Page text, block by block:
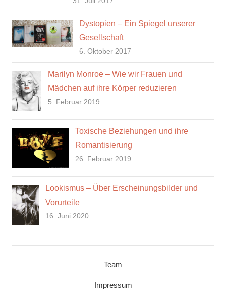
Dystopien – Ein Spiegel unserer
Gesellschaft
6. Oktober 2017
Marilyn Monroe – Wie wir Frauen und
Mädchen auf ihre Körper reduzieren
5. Februar 2019
Toxische Beziehungen und ihre
Romantisierung
26. Februar 2019
Lookismus – Über Erscheinungsbilder und
Vorurteile
16. Juni 2020
Team
Impressum